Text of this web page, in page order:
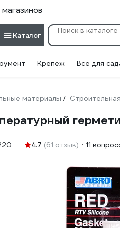
Каталог
Крепеж Всё для
материалы /
4.7 (61 отзыв) 11